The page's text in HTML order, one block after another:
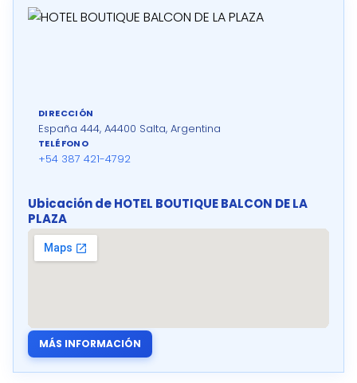
DIRECCIÓN
España 444, A4400 Salta, Argentina
TELÉFONO
+54 387 421-4792
Ubicación de HOTEL BOUTIQUE BALCON DE LA
PLAZA
MÁS INFORMACIÓN